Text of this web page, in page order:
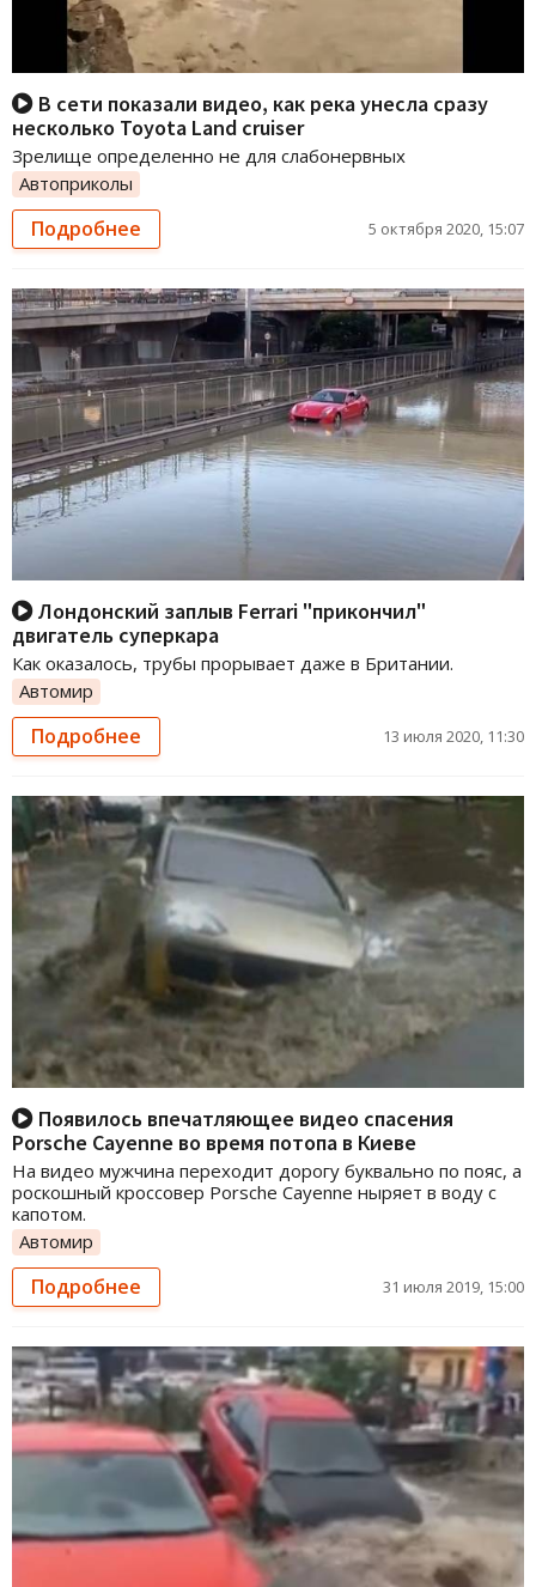
В сети показали видео, как река унесла сразу
несколько Toyota Land cruiser
Зрелище определенно не для слабонервных
Автоприколы
Подробнее 5 октября 2020, 15:07
Лондонский заплыв Ferrari "прикончил"
двигатель суперкара
Как оказалось, трубы прорывает даже в Британии.
Автомир
Подробнее 13 июля 2020, 11:30
Появилось впечатляющее видео спасения
Porsche Cayenne во время потопа в Киеве
На видео мужчина переходит дорогу буквально по пояс, а
роскошный кроссовер Porsche Cayenne ныряет в воду с
капотом.
Автомир
Подробнее 31 июля 2019, 15:00